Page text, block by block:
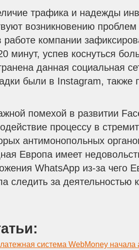
трафика и надежды
возникновению
работе компании
минут, успев коснуться
данная социальная
были в Instagram,
помехой в развитии
процессу в
антимонопольных
Европа имеет
WhatsApp из-за чего
следить за деятельностью